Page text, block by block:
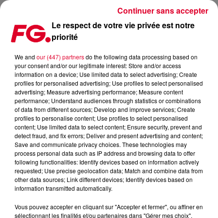
THE AVENER PRÉPARE UN ALBUM DÉDIÉ À LA FRENCH TOUCH
Publié : 23 juin 2026 à 18h34 par Jean-Baptiste Blandin
Le respect de votre vie privée est notre
priorité
We and our (447) partnersdo the following data processing based on
your consent and/or our legitimate interest: Store and/or access
information on a device; Use limited data to select advertising; Create
profiles for personalised advertising; Use profiles to select personalised
advertising; Measure advertising performance; Measure content
performance; Understand audiences through statistics or combinations
of data from different sources; Develop and improve services; Create
profiles to personalise content; Use profiles to select personalised
content; Use limited data to select content; Ensure security, prevent and
detect fraud, and fix errors; Deliver and present advertising and content;
Save and communicate privacy choices. These technologies may
process personal data such as IP address and browsing data to offer
following functionalities: Identify devices based on information actively
requested; Use precise geolocation data; Match and combine data from
other data sources; Link different devices; Identify devices based on
information transmitted automatically.
Vous pouvez accepter en cliquant sur "Accepter et fermer", ou affiner en
sélectionnant les finalités et/ou partenaires dans "Gérer mes choix".
Continuer sans accepter